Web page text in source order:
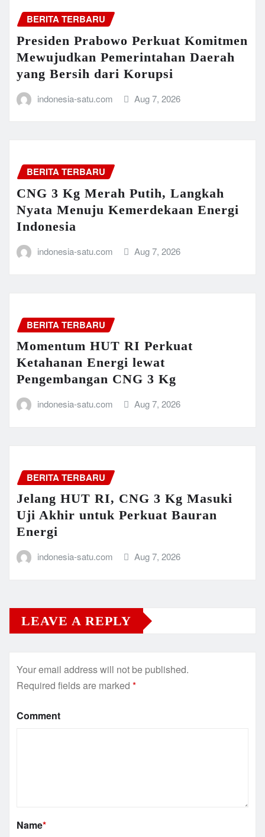
BERITA TERBARU
Presiden Prabowo Perkuat Komitmen
Mewujudkan Pemerintahan Daerah
yang Bersih dari Korupsi
indonesia-satu.com Aug 7, 2026
BERITA TERBARU
CNG 3 Kg Merah Putih, Langkah
Nyata Menuju Kemerdekaan Energi
Indonesia
indonesia-satu.com Aug 7, 2026
BERITA TERBARU
Momentum HUT RI Perkuat
Ketahanan Energi lewat
Pengembangan CNG 3 Kg
indonesia-satu.com Aug 7, 2026
BERITA TERBARU
Jelang HUT RI, CNG 3 Kg Masuki
Uji Akhir untuk Perkuat Bauran
Energi
indonesia-satu.com Aug 7, 2026
LEAVE A REPLY
Your email address will not be published.
Required fields are marked *
Comment
Name*